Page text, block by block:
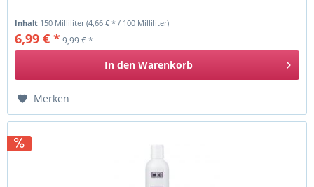
Inhalt 150 Milliliter(4,66 € * / 100 Milliliter)
6,99 € *9,99 € *
In den Warenkorb
Merken